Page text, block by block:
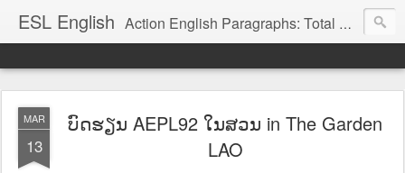
ESL English Action English Paragraphs: Total Physical Response (TPR) Paragraphs for the High School and Adult Language Student
MAR
13
ບົດ​ຮຽນ AEPL92 ໃນ​ສວນ in The Garden
LAO